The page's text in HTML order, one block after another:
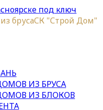
брусаСК "Строй Дом"
ИЗ БРУСА
ИЗ БЛОКОВ